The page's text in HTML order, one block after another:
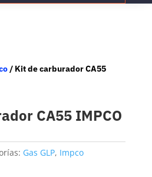
/ Kit de carburador CA55
CA55 IMPCO
Gas GLP, Impco